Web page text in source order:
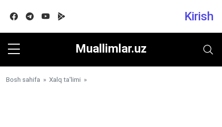
FacebookTelegram
Youtube Kirish
Muallimlar.uz
Bosh sahifa » Xalq ta'limi »